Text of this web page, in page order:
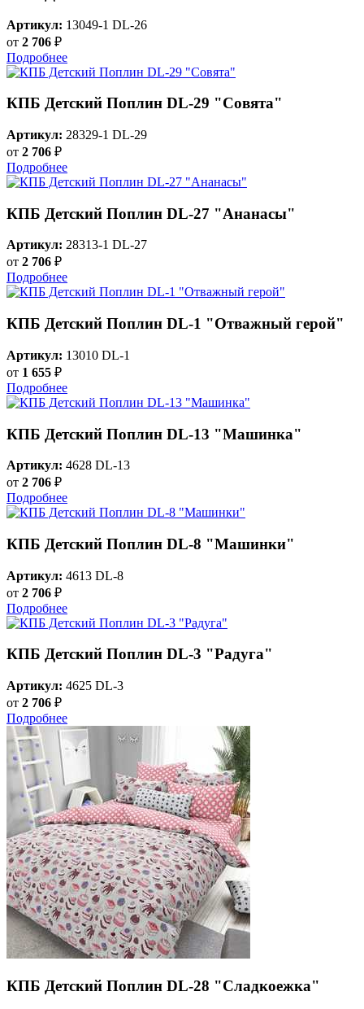
Артикул: 13049-1 DL-26
от 2 706 ₽
Подробнее
КПБ Детский Поплин DL-29 "Совята"
Артикул: 28329-1 DL-29
от 2 706 ₽
Подробнее
КПБ Детский Поплин DL-27 "Ананасы"
Артикул: 28313-1 DL-27
от 2 706 ₽
Подробнее
КПБ Детский Поплин DL-1 "Отважный герой"
Артикул: 13010 DL-1
от 1 655 ₽
Подробнее
КПБ Детский Поплин DL-13 "Машинка"
Артикул: 4628 DL-13
от 2 706 ₽
Подробнее
КПБ Детский Поплин DL-8 "Машинки"
Артикул: 4613 DL-8
от 2 706 ₽
Подробнее
КПБ Детский Поплин DL-3 "Радуга"
Артикул: 4625 DL-3
от 2 706 ₽
Подробнее
КПБ Детский Поплин DL-28 "Сладкоежка"